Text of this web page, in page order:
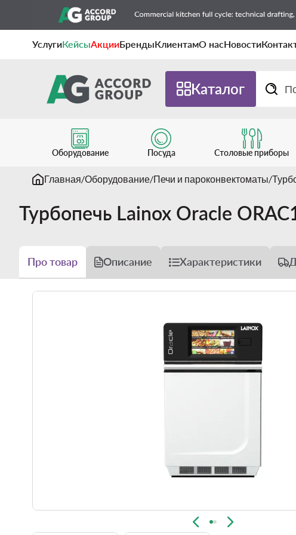
УслугиКейсыАкцииБрендыКлиентамО насНовости
Каталог
Оборудование Посуда Столовые приборы
Главная Оборудование Печи и пароконвектоматы
Турбопечь Lainox Oracle
Про товар Описание Характеристики